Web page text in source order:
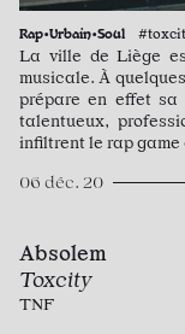
Rap•Urbain•Soul
La ville de Liège
musicale. À
prépare en effet sa
talentueux,
infiltrent le rap game
06 déc. 20
Absolem
Toxcity
TNF